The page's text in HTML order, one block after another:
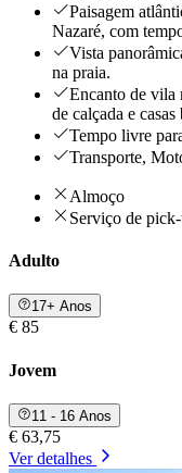
Paisagem
Nazaré, com
Vista
na praia.
Encanto de vila
de calçada e casas
Tempo livre
Transporte,
Almoço
Serviço de
Adulto
17+ Anos
€ 85
Jovem
11 - 16 Anos
€ 63,75
Ver detalhes